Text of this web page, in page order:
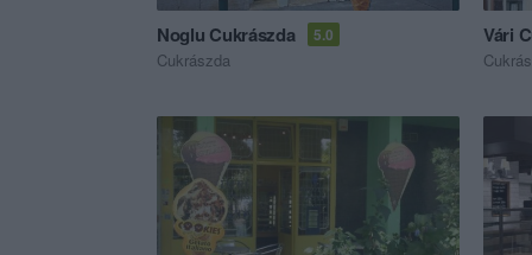
Noglu Cukrászda 5.0
Cukrászda
Vári